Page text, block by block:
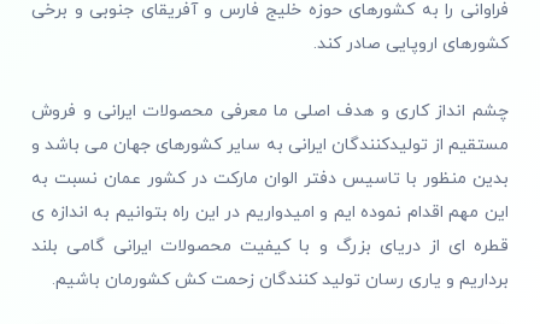
قدرتمندتر در بازار رقابتی امروز به دست آورند. این رویکرد
به صاحبان کسب‌وکار امکان می‌دهد با برنامه‌ریزی دقیق،
رشد را اطمینان تجربه کنند.
خرید اینترنتی پخش مراقبت
دور چشمعمده
خرید اینترنتی پخش مراقبت دور چشم عمده
به یکی از
فراوانی را به کشورهای حوزه خلیج فارس و آفریقای جنوبی و برخی
کشورهای اروپایی صادر کند.
چشم انداز کاری و هدف اصلی ما معرفی محصولات ایرانی و فروش
مستقیم از تولیدکنندگان ایرانی به سایر کشورهای جهان می باشد و
بدین منظور با تاسیس دفتر الوان مارکت در کشور عمان نسبت به
این مهم اقدام نموده ایم و امیدواریم در این راه بتوانیم به اندازه ی
قطره ای از دریای بزرگ و با کیفیت محصولات ایرانی گامی بلند
برداریم و یاری رسان تولید کنندگان زحمت کش کشورمان باشیم.